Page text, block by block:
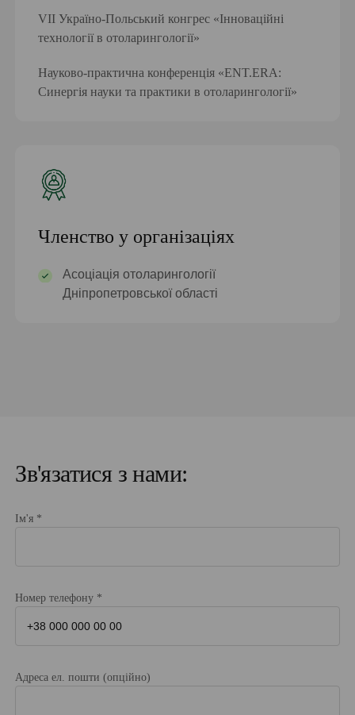
VII Україно-Польський конгрес «Інноваційні
технології в отоларингології»
Науково-практична конференція «ENT.ERA:
Синергія науки та практики в отоларингології»
Членство у організаціях
Асоціація отоларингології
Дніпропетровської області
Зв'язатися з нами:
Ім'я *
Номер телефону *
Адреса ел. пошти (опційно)